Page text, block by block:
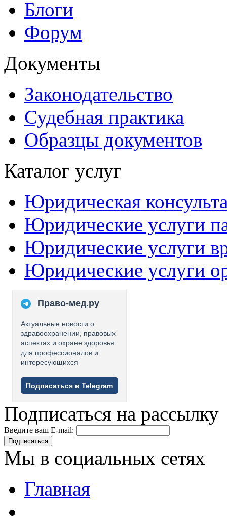
Блоги
Форум
Документы
Законодательство
Судебная практика
Образцы документов
Каталог услуг
Юридическая
Юридические услуги
Юридические услуги
Юридические услуги
Право-мед.ру
Актуальные новости о
здравоохранении, правовых
аспектах и охране здоровья
для профессионалов и
интересующихся
Подписаться в Telegram
Подписаться на рассылку
Введите ваш E-mail:
Подписаться
Мы в социальных сетях
Главная